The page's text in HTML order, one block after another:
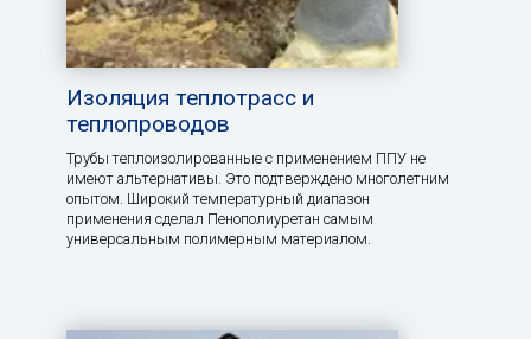
Изоляция теплотрасс и
теплопроводов
Трубы теплоизолированные с применением ППУ не
имеют альтернативы. Это подтверждено многолетним
опытом. Широкий температурный диапазон
применения сделал Пенополиуретан самым
универсальным полимерным материалом.